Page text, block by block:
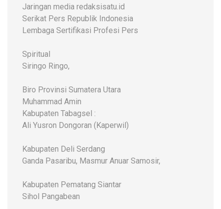
Jaringan media redaksisatu.id
Serikat Pers Republik Indonesia
Lembaga Sertifikasi Profesi Pers
Spiritual
Siringo Ringo,
Biro Provinsi Sumatera Utara
Muhammad Amin
Kabupaten Tabagsel :
Ali Yusron Dongoran (Kaperwil)
Kabupaten Deli Serdang
Ganda Pasaribu, Masmur Anuar Samosir,
Kabupaten Pematang Siantar
Sihol Pangabean